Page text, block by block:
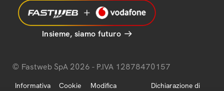
Insieme, siamo futuro
© Fastweb SpA 2026 - P.IVA 12878470157
Informativa
Cookie
Modifica
Dichiarazione di